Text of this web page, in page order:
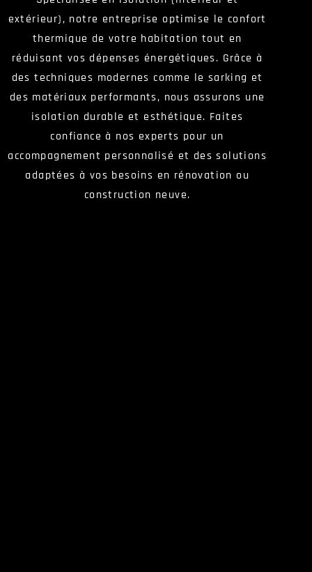
extérieur), notre entreprise optimise le confort
thermique de votre habitation tout en
réduisant vos dépenses énergétiques. Grâce à
des techniques modernes comme le sarking et
des matériaux performants, nous assurons une
isolation durable et esthétique. Faites
confiance à nos experts pour un
accompagnement personnalisé et des solutions
adaptées à vos besoins en rénovation ou
construction neuve.